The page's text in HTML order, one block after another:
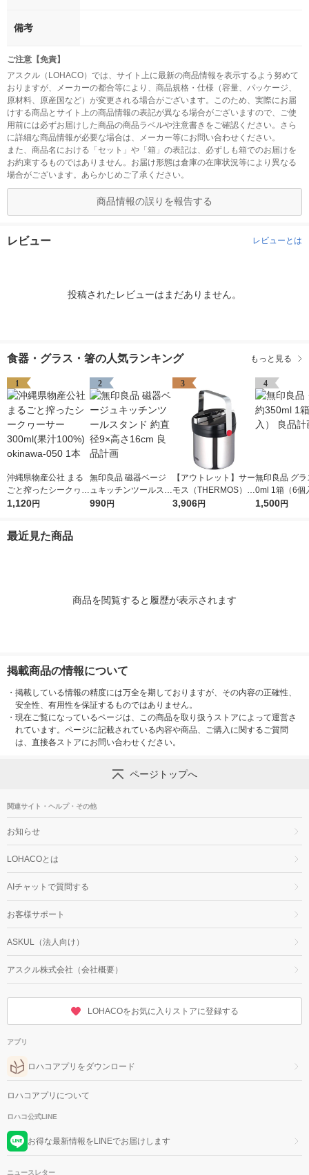
備考
ご注意【免責】
アスクル（LOHACO）では、サイト上に最新の商品情報を表示するよう努めて
おりますが、メーカーの都合等により、商品規格・仕様（容量、パッケージ、
原材料、原産国など）が変更される場合がございます。このため、実際にお届
けする商品とサイト上の商品情報の表記が異なる場合がございますので、ご使
用前には必ずお届けした商品の商品ラベルや注意書きをご確認ください。さら
に詳細な商品情報が必要な場合は、メーカー等にお問い合わせください。
また、商品名における「セット」や「箱」の表記は、必ずしも箱でのお届けを
お約束するものではありません。お届け形態は倉庫の在庫状況等により異なる
場合がございます。あらかじめご了承ください。
商品情報の誤りを報告する
レビュー レビューとは
投稿されたレビューはまだありません。
食器・グラス・箸の人気ランキング もっと見る
1
沖縄県物産公社 まる
ごと搾ったシークヮー
サー300ml(果汁10
1,120円
2
無印良品 磁器ベージ
ュキッチンツールスタ
ンド 約直径9×高さ16
990円
3
【アウトレット】サー
モス（THERMOS）
真空断熱アイスペール
3,906円
4
無印良品 グ
0ml 1箱（6個
品計画
1,500円
最近見た商品
商品を閲覧すると履歴が表示されます
掲載商品の情報について
・ 掲載している情報の精度には万全を期しておりますが、その内容の正確性、
安全性、有用性を保証するものではありません。
・ 現在ご覧になっているページは、この商品を取り扱うストアによって運営さ
れています。ページに記載されている内容や商品、ご購入に関するご質問
は、直接各ストアにお問い合わせください。
ページトップへ
関連サイト・ヘルプ・その他
お知らせ
LOHACOとは
AIチャットで質問する
お客様サポート
ASKUL（法人向け）
アスクル株式会社（会社概要）
LOHACOをお気に入りストアに登録する
アプリ
ロハコアプリをダウンロード
ロハコアプリについて
ロハコ公式LINE
お得な最新情報をLINEでお届けします
ニュースレター